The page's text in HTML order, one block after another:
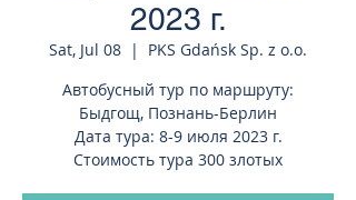
2023 г.
Sat, Jul 08
  |
PKS Gdańsk Sp. z o.o.
Автобусный тур по маршруту:
Быдгощ, Познань-Берлин
Дата тура: 8-9 июля 2023 г.
Стоимость тура 300 злотых